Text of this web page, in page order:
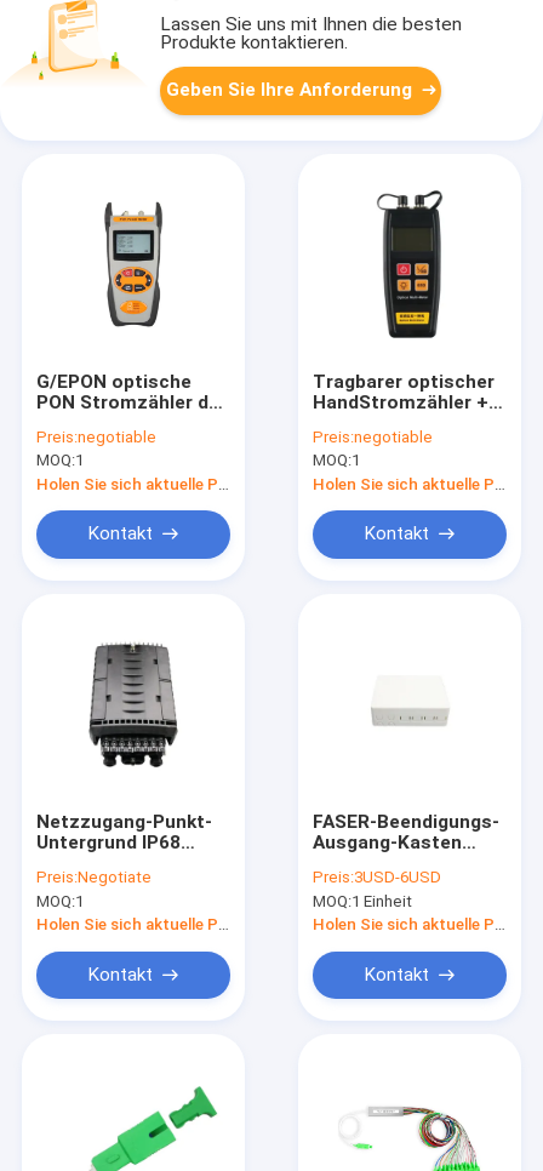
Über uns
Lassen Sie uns mit Ihnen die besten
Produkte kontaktieren.
Geben Sie Ihre Anforderung
G/EPON optische
PON Stromzähler der
1310/1490/1550nm
Wellenlängen-
simultanen
Prüfungs-mit
Datenspeicherung
Preis:negotiable
MOQ:1
Kontakt
Tragbarer optischer
HandStromzähler +
Locatior (OPM+VFL)
geliefert durch
Batterie- oder
Energiebank
Preis:negotiable
MOQ:1
Kontakt
Netzzugang-Punkt-
Untergrund IP68
Terminalfaser-
Optikverteilungs-
Schließung
Preis:Negotiate
MOQ:1
Holen Sie sich aktuelle Preis
Kontakt
FASER-Beendigungs-
Ausgang-Kasten
Preis:3USD-6USD
MOQ:1 Einheit
Holen Sie sich aktuelle Preis
Kontakt